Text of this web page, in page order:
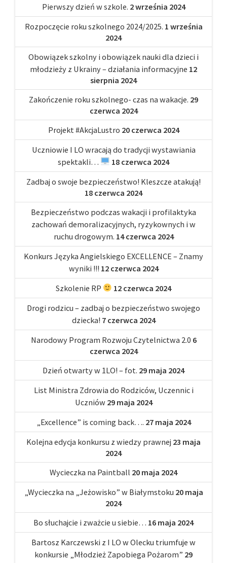
Pierwszy dzień w szkole. 2 września 2024
Rozpoczęcie roku szkolnego 2024/2025. 1 września
2024
Obowiązek szkolny i obowiązek nauki dla dzieci i
młodzieży z Ukrainy – działania informacyjne 12
sierpnia 2024
Zakończenie roku szkolnego- czas na wakacje. 29
czerwca 2024
Projekt #AkcjaLustro 20 czerwca 2024
Uczniowie I LO wracają do tradycji wystawiania
spektakli…
18 czerwca 2024
Zadbaj o swoje bezpieczeństwo! Kleszcze atakują!
18 czerwca 2024
Bezpieczeństwo podczas wakacji i profilaktyka
zachowań demoralizacyjnych, ryzykownych i w
ruchu drogowym. 14 czerwca 2024
Konkurs Języka Angielskiego EXCELLENCE – Znamy
wyniki !!! 12 czerwca 2024
Szkolenie RP
12 czerwca 2024
Drogi rodzicu – zadbaj o bezpieczeństwo swojego
dziecka! 7 czerwca 2024
Narodowy Program Rozwoju Czytelnictwa 2.0 6
czerwca 2024
Dzień otwarty w 1LO! – fot. 29 maja 2024
List Ministra Zdrowia do Rodziców, Uczennic i
Uczniów 29 maja 2024
„Excellence” is coming back…. 27 maja 2024
Kolejna edycja konkursu z wiedzy prawnej 23 maja
2024
Wycieczka na Paintball 20 maja 2024
„Wycieczka na „Jeżowisko” w Białymstoku 20 maja
2024
Bo słuchajcie i zważcie u siebie… 16 maja 2024
Bartosz Karczewski z I LO w Olecku triumfuje w
konkursie „Młodzież Zapobiega Pożarom” 29